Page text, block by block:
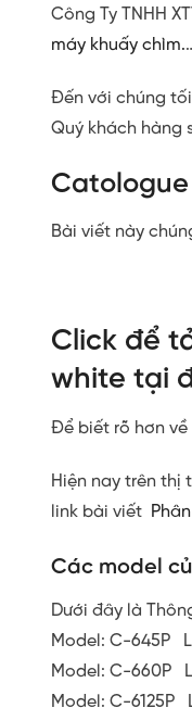
Công Ty TNHH
máy khuấy chìm.
Đến với chúng
Quý khách hàng
Bài viết này
Click để
white tại
Để biết rõ hơn
Hiện nay trên thị
link bài viết
Các model
Dưới đây là
Model: C-645P
Model: C-660P
Model: C-6125P